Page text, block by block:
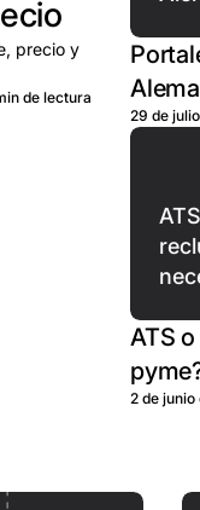
precio y
de lectura
29 de
ATS
2 de junio